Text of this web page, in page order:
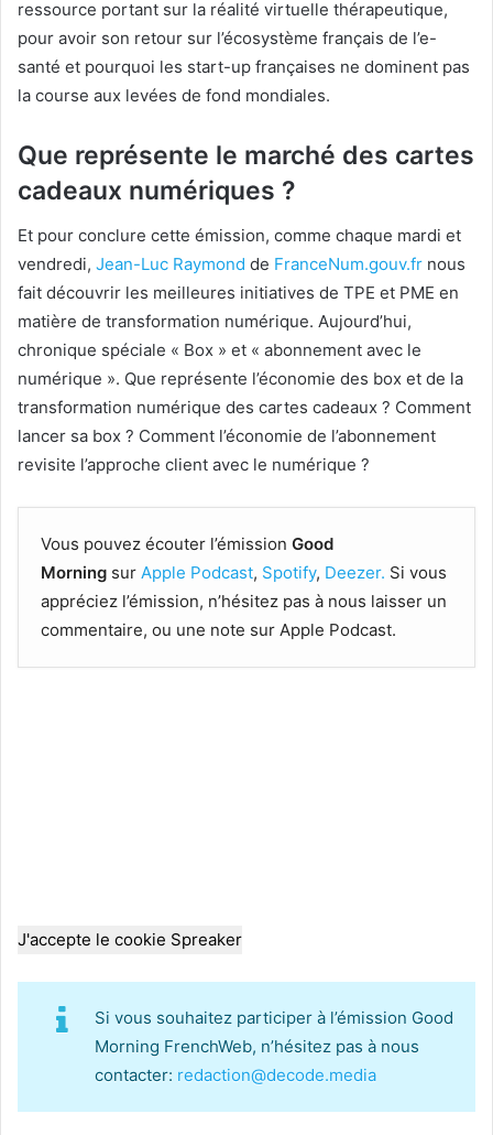
ressource portant sur la réalité virtuelle thérapeutique,
pour avoir son retour sur l’écosystème français de l’e-
santé et pourquoi les start-up françaises ne dominent pas
la course aux levées de fond mondiales.
Que représente le marché des cartes
cadeaux numériques ?
Et pour conclure cette émission, comme chaque mardi et
vendredi, Jean-Luc Raymond de FranceNum.gouv.fr nous
fait découvrir les meilleures initiatives de TPE et PME en
matière de transformation numérique. Aujourd’hui,
chronique spéciale « Box » et « abonnement avec le
numérique ». Que représente l’économie des box et de la
transformation numérique des cartes cadeaux ? Comment
lancer sa box ? Comment l’économie de l’abonnement
revisite l’approche client avec le numérique ?
Vous pouvez écouter l’émission Good
Morning sur Apple Podcast, Spotify, Deezer. Si vous
appréciez l’émission, n’hésitez pas à nous laisser un
commentaire, ou une note sur Apple Podcast.
J'accepte le cookie Spreaker
Si vous souhaitez participer à l’émission Good
Morning FrenchWeb, n’hésitez pas à nous
contacter: redaction@decode.media